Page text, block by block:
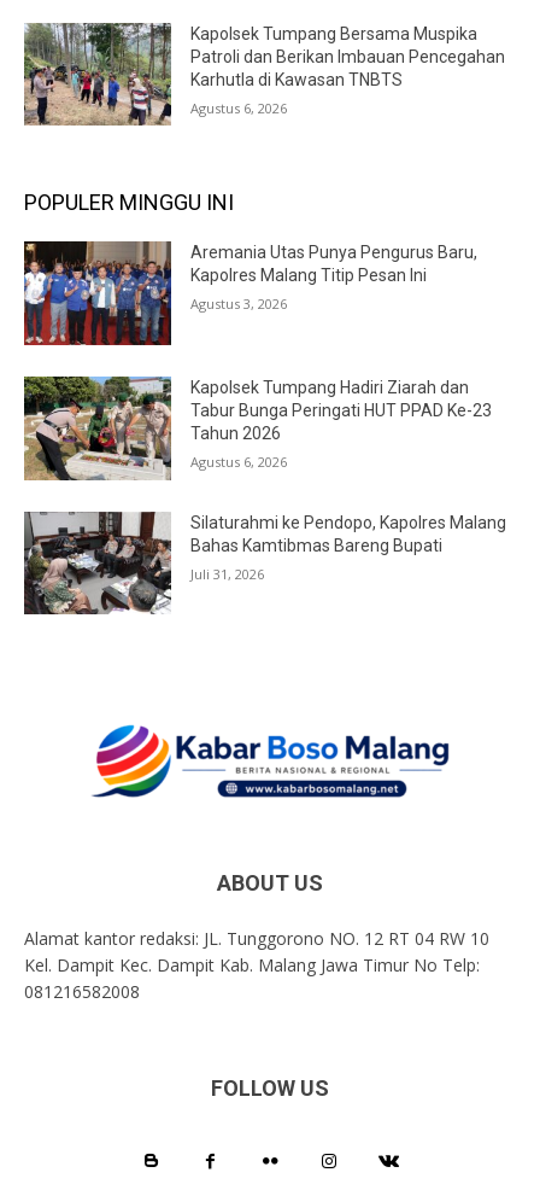
Kapolsek Tumpang Bersama Muspika
Patroli dan Berikan Imbauan Pencegahan
Karhutla di Kawasan TNBTS
Agustus 6, 2026
POPULER MINGGU INI
Aremania Utas Punya Pengurus Baru,
Kapolres Malang Titip Pesan Ini
Agustus 3, 2026
Kapolsek Tumpang Hadiri Ziarah dan
Tabur Bunga Peringati HUT PPAD Ke-23
Tahun 2026
Agustus 6, 2026
Silaturahmi ke Pendopo, Kapolres Malang
Bahas Kamtibmas Bareng Bupati
Juli 31, 2026
ABOUT US
Alamat kantor redaksi: JL. Tunggorono NO. 12 RT 04 RW 10
Kel. Dampit Kec. Dampit Kab. Malang Jawa Timur No Telp:
081216582008
FOLLOW US